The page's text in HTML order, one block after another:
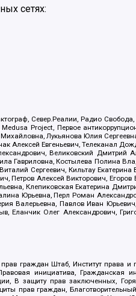
сетях:
Север.Реалии, Радио Свобода,
Project, Первое
Лукьянова Юлия
Евгеньевич, Телеканал
Великовский Дмитрий
Гавриловна, Костылева Полина
Сергеевич, Кильтау
Петров Алексей Викторович,
Клепиковская Екатерина
Юрьевна, Перл Роман
Валерьевна, Павлов Иван
Олег Александрович,
граждан Штаб, Институт права и
инициатива, Гражданская
В защиту прав заключенных,
прав граждан,